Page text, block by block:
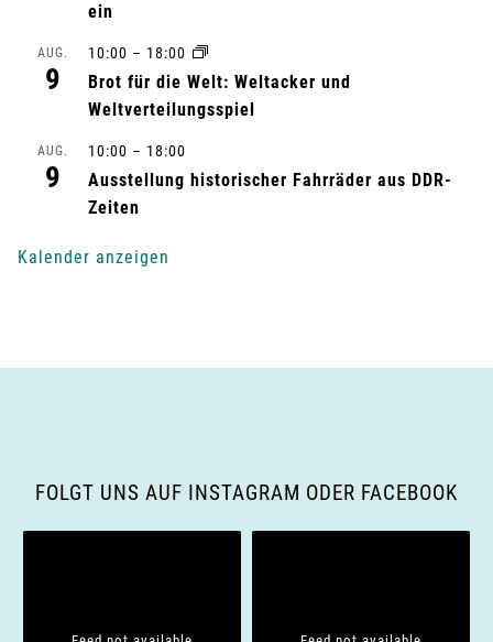
-
a
ein
AUG.
9
10:00 – 18:00
Brot für die Welt: Weltacker und
Weltverteilungsspiel
AUG.
9
10:00 – 18:00
Ausstellung historischer Fahrräder aus DDR-
Zeiten
Kalender anzeigen
FOLGT UNS AUF INSTAGRAM ODER FACEBOOK